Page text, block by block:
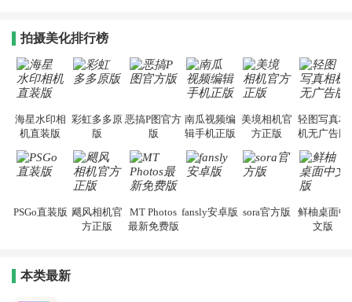
拍摄美化排行榜
海星水印相
机直装版
彩虹多多原
版
恶搞P图官方
版
南瓜视频编
辑手机正版
美境相机官
方正版
轻图写真相
机无广告版
PSGo直装版 飓风相机官
方正版
MT Photos
最新免费版
fansly安卓版 sora官方版
鲜柚桌面中
文版
本类最新